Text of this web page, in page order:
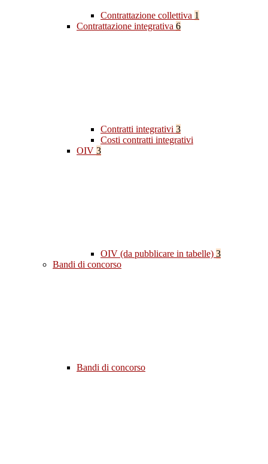
Contrattazione collettiva 1
Contrattazione integrativa 6
Contratti integrativi 3
Costi contratti integrativi
OIV 3
OIV (da pubblicare in tabelle) 3
Bandi di concorso
Bandi di concorso